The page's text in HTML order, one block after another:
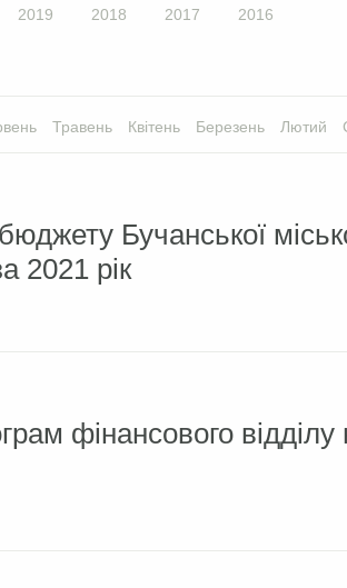
2019 2018 2017 2016
Травень Квітень Березень Лютий
Бучанської
2021 рік
фінансового відділу